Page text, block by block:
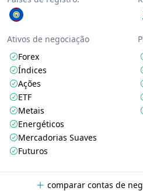
Ativos de negociação
Forex
Índices
Ações
ETF
Metais
Energéticos
Mercadorias Suaves
Futuros
comparar contas de